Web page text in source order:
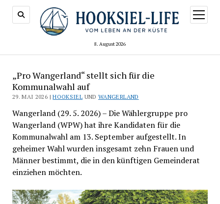
8. August 2026
Menü
öffnen
„Pro Wangerland“ stellt sich für die
Kommunalwahl auf
29. MAI 2026 |HOOKSIEL UND WANGERLAND
Wangerland (29. 5. 2026) – Die Wählergruppe pro
Wangerland (WPW) hat ihre Kandidaten für die
Kommunalwahl am 13. September aufgestellt. In
geheimer Wahl wurden insgesamt zehn Frauen und
Männer bestimmt, die in den künftigen Gemeinderat
einziehen möchten.